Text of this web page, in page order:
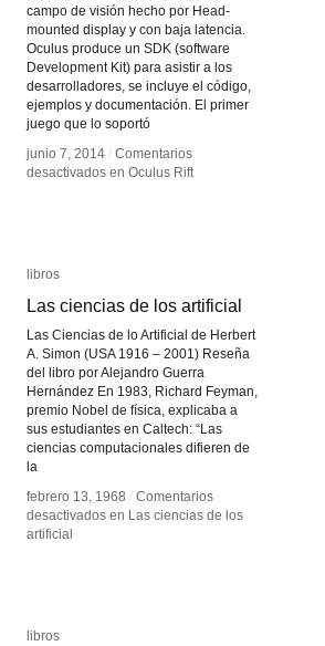
campo de visión hecho por Head-
mounted display y con baja latencia.
Oculus produce un SDK (software
Development Kit) para asistir a los
desarrolladores, se incluye el código,
ejemplos y documentación. El primer
juego que lo soportó
junio 7, 2014 / Comentarios
desactivados en Oculus Rift
junio 7, 2014 / Comentarios
desactivados en Oculus Rift
libros
Las ciencias de los artificial
Las Ciencias de lo Artificial de Herbert
A. Simon (USA 1916 – 2001) Reseña
del libro por Alejandro Guerra
Hernández En 1983, Richard Feyman,
premio Nobel de física, explicaba a
sus estudiantes en Caltech: “Las
ciencias computacionales difieren de
la
febrero 13, 1968 / Comentarios
desactivados en Las ciencias de los
artificial
libros
Las ciencias de los artificial
febrero 13, 1968 / Comentarios
desactivados en Las ciencias de los
artificial
libros
libros